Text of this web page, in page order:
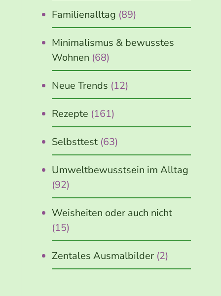
Familienalltag (89)
Minimalismus & bewusstes
Wohnen (68)
Neue Trends (12)
Rezepte (161)
Selbsttest(63)
Umweltbewusstsein im Alltag
(92)
Weisheiten oder auch nicht
(15)
Zentales Ausmalbilder(2)